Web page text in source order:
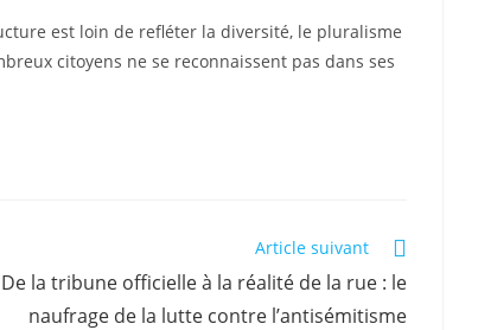
est loin de refléter la diversité, le pluralisme
citoyens ne se reconnaissent pas dans ses
Article suivant
De la tribune officielle à la réalité de la rue : le
naufrage de la lutte contre l’antisémitisme